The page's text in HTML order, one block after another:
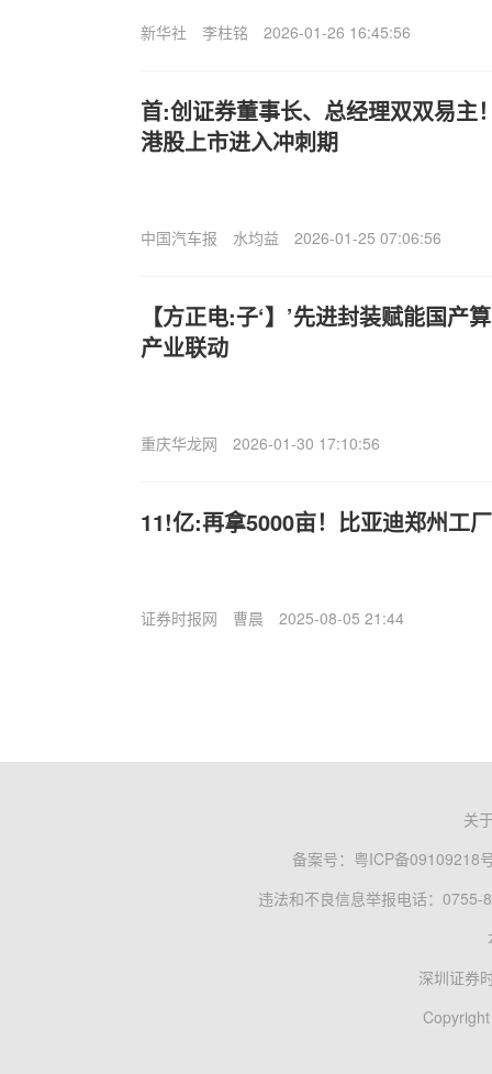
新华社 李柱铭 2026-01-26 16:45:56
首:创证券董事长、总经理双双易主
港股上市进入冲刺期
中国汽车报 水均益 2026-01-25 07:06:56
【方正电:子‘】’先进封装赋能国产
产业联动
重庆华龙网 2026-01-30 17:10:56
11!亿:再拿5000亩！比亚迪郑州工
证券时报网 曹晨 2025-08-05 21:44
关
备案号： 粤ICP备09109218
违法和不良信息举报电话：0755-
深圳证券